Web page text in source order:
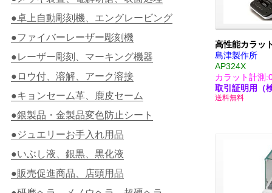
高性能カラッ
島津製作所
AP324X
カラット計測
取引証明用（
送料無料
●卓上自動彫刻機、エングレービング
●ファイバーレーザー彫刻機
●レーザー彫刻、マーキング機器
●ロウ付、溶解、アーク溶接
●キョンセーム革、鹿皮セーム
●銀製品・金製品変色防止シート
●ジュエリーお手入れ用品
●いぶし液、銀黒、黒化液
●販売促進商品、店頭用品